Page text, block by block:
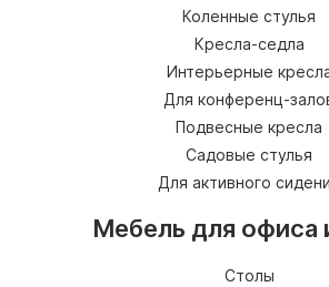
Коленные стулья
Кресла-седла
Интерьерные
Для конференц-
Подвесные кресла
Садовые стулья
Для активного
Мебель для офиса
Столы